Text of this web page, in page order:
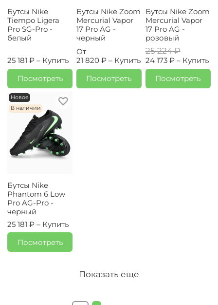
Бутсы Nike
Tiempo Ligera
Pro SG-Pro -
белый
25 181 ₽ – Купить
Посмотреть
Бутсы Nike Zoom
Mercurial Vapor
17 Pro AG -
черный
От
21 820 ₽ – Купить
Посмотреть
Бутсы Nike Zoom
Mercurial Vapor
17 Pro AG -
розовый
25 224 ₽
24 173 ₽ – Купить
Посмотреть
Новое
В наличии
Бутсы Nike
Phantom 6 Low
Pro AG-Pro -
черный
25 181 ₽ – Купить
Посмотреть
Показать еще